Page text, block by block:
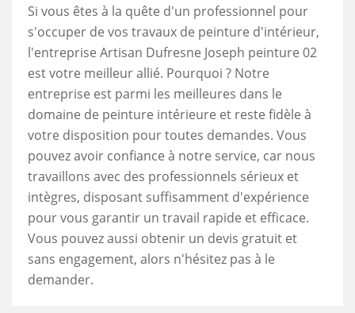
Si vous êtes à la quête d'un professionnel pour
s'occuper de vos travaux de peinture d'intérieur,
l'entreprise Artisan Dufresne Joseph peinture 02
est votre meilleur allié. Pourquoi ? Notre
entreprise est parmi les meilleures dans le
domaine de peinture intérieure et reste fidèle à
votre disposition pour toutes demandes. Vous
pouvez avoir confiance à notre service, car nous
travaillons avec des professionnels sérieux et
intègres, disposant suffisamment d'expérience
pour vous garantir un travail rapide et efficace.
Vous pouvez aussi obtenir un devis gratuit et
sans engagement, alors n'hésitez pas à le
demander.